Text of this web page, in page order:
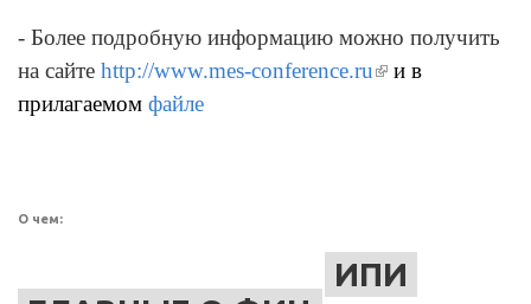
- Более подробную информацию можно получить
на сайте http://www.mes-conference.ru(внешняя
и в
прилагаемом файле
О чем:
ИПИ